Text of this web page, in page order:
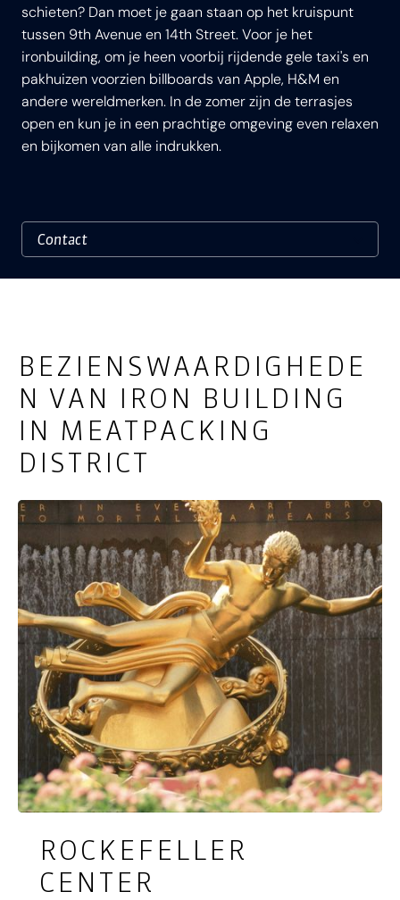
schieten? Dan moet je gaan staan op het kruispunt
tussen 9th Avenue en 14th Street. Voor je het
ironbuilding, om je heen voorbij rijdende gele taxi's en
pakhuizen voorzien billboards van Apple, H&M en
andere wereldmerken. In de zomer zijn de terrasjes
open en kun je in een prachtige omgeving even relaxen
en bijkomen van alle indrukken.
BEZIENSWAARDIGHEDE
N VAN IRON BUILDING
IN MEATPACKING
DISTRICT
ROCKEFELLER
CENTER